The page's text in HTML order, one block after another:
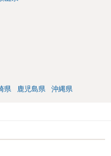
県 鹿児島県 沖縄県